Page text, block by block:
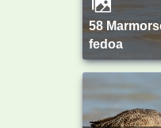
58 Marmorschnepfe - Limosa
fedoa